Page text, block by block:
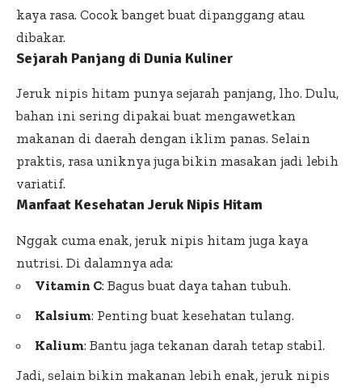
kaya rasa. Cocok banget buat dipanggang atau
dibakar.
Sejarah Panjang di Dunia Kuliner
Jeruk nipis hitam punya sejarah panjang, lho. Dulu,
bahan ini sering dipakai buat mengawetkan
makanan di daerah dengan iklim panas. Selain
praktis, rasa uniknya juga bikin masakan jadi lebih
variatif.
Manfaat Kesehatan Jeruk Nipis Hitam
Nggak cuma enak, jeruk nipis hitam juga kaya
nutrisi. Di dalamnya ada:
Vitamin C: Bagus buat daya tahan tubuh.
Kalsium: Penting buat kesehatan tulang.
Kalium: Bantu jaga tekanan darah tetap stabil.
Jadi, selain bikin makanan lebih enak, jeruk nipis